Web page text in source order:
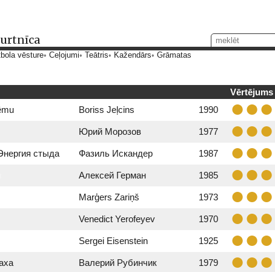
vēsture Ceļojumi Teātris Kažendārs Grāmatas
Vērtējums
Boriss Jeļcins 1990
Юрий Морозов 1977
стыда Фазиль Искандер 1987
Алексей Герман 1985
Marģers Zariņš 1973
Venedict Yerofeyev 1970
Sergei Eisenstein 1925
Валерий Рубинчик 1979